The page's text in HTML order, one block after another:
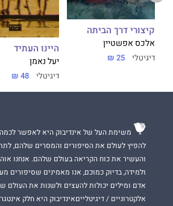
קיצורי דרך הביתה
אלכס אפשטיין
דיגיטלי 25 ₪
היינו העתיד
יעל נאמן
דיגיטלי 48 ₪
משימת העל של אינדיבוק היא לאפשר
להפיץ לעולם את הסיפורים והמסרים שלהם,
והעשיר את כוח הקריאה בעולם שלהם. אנחנו
ולמידה, בדיוק כמוכם, אנו מאמינים שסיפורים
אדם ומילים יכולות להעצים ולשנות את העולם
אלקטרוניים / דיגיטלייםאינדיבוק היא חלק